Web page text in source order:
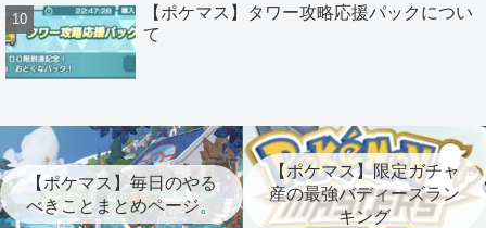
【ポケマス】タワー攻略応援パックについ
て
【ポケマス】毎日のやる
べきことまとめページ。
【ポケマス】限定ガチャ
産の最強バディーズラン
キング